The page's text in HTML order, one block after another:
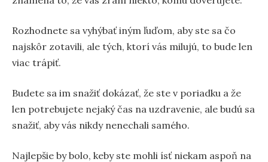
Rozhodnete sa vyhýbať iným ľuďom, aby ste sa čo
najskôr zotavili, ale tých, ktorí vás milujú, to bude len
viac trápiť.
Budete sa im snažiť dokázať, že ste v poriadku a že
len potrebujete nejaký čas na uzdravenie, ale budú sa
snažiť, aby vás nikdy nenechali samého.
Najlepšie by bolo, keby ste mohli ísť niekam aspoň na